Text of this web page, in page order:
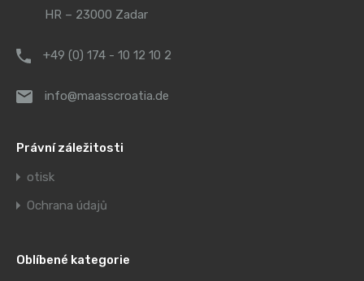
HR – 23000 Zadar
+49 (0) 174 - 10 12 10 2
info@maasscroatia.de
Právní záležitosti
otisk
Ochrana údajů
Oblíbené kategorie